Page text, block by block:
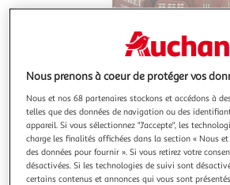
Nous prenons à coeur de protéger vos
Nous et nos 68 partenaires stockons et accédons à
telles que des données de navigation ou des
appareil. Si vous sélectionnez "J'accepte", les
charge les finalités affichées dans la section « Nous
des données pour fournir ». Si vous retirez votre
désactivées. Si les technologies de suivi sont
certains contenus et annonces qui vous sont